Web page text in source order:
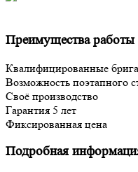
Преимущества работы
Квалифицированные
Возможность поэтапного
Своё производство
Гарантия 5 лет
Фиксированная цена
Подробная